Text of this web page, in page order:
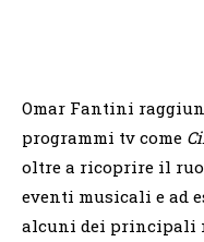
Omar Fantini
programmi tv come
oltre a ricoprire il
eventi musicali e ad
alcuni dei principali